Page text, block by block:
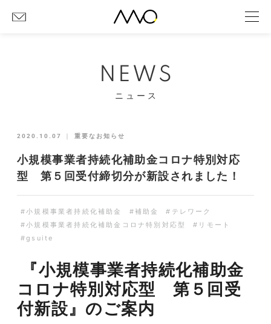
NEWS
ニュース
2020.10.07 ｜ 重要なお知らせ
小規模事業者持続化補助金コロナ特別対応
型 第５回受付締切分が新設されました！
#小規模事業者持続化補助金 #補助金
#テレワーク
#小規模事業者持続化補助金コロナ特別対応型
#リモート
#gsuite
『小規模事業者持続化補助金
コロナ特別対応型 第５回受
付新設』のご案内